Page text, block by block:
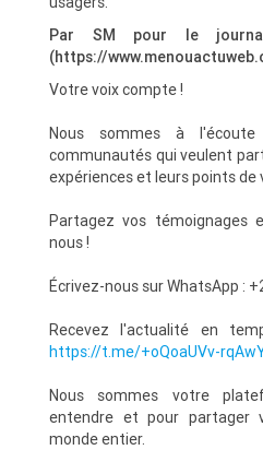
Par SM pour le
(https://
Votre voix compte !
Nous sommes à
communautés qui veulent
expériences et leurs points de
Partagez vos témoignages
nous !
Écrivez-nous sur WhatsApp :
Recevez l'actualité en
https://t.me/+oQoaUVv-
Nous sommes votre
entendre et pour partager
monde entier.